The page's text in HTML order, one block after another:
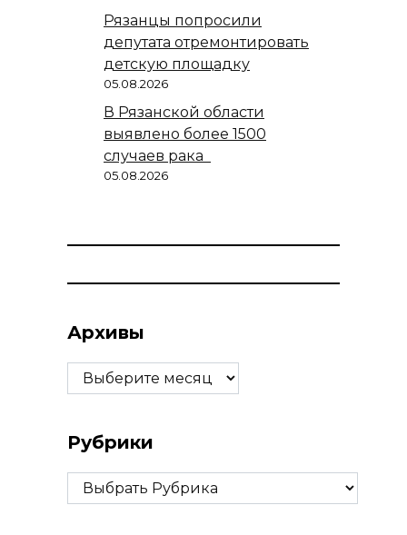
Рязанцы попросили
депутата отремонтировать
детскую площадку
05.08.2026
В Рязанской области
выявлено более 1500
случаев рака
05.08.2026
Архивы
Архивы
Рубрики
Рубрики